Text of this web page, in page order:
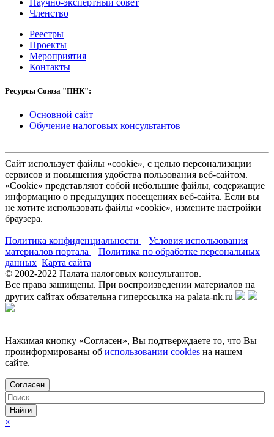
Членство
Реестры
Проекты
Мероприятия
Контакты
Ресурсы Союза "ПНК":
Основной сайт
Обучение налоговых консультантов
Сайт использует файлы «cookie», с целью персонализации
сервисов и повышения удобства пользования веб-сайтом.
«Cookie» представляют собой небольшие файлы, содержащие
информацию о предыдущих посещениях веб-сайта. Если вы
не хотите использовать файлы «cookie», измените настройки
браузера.
Политика конфиденциальности
Условия использования
материалов портала
Политика по обработке персональных
данных Карта сайта
© 2002-2022 Палата налоговых консультантов.
Все права защищены. При воспроизведении материалов на
других сайтах обязательна гиперссылка на palata-nk.ru
Нажимая кнопку «Согласен», Вы подтверждаете то, что Вы
проинформированы об использовании cookies на нашем
сайте.
Согласен
×